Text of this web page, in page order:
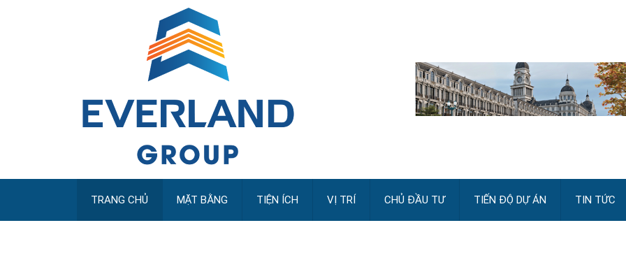
TRANG CHỦ MẶT BẰNG TIỆN ÍCH VỊ TRÍ CHỦ ĐẦU TƯ TIẾN ĐỘ DỰ ÁN TIN TỨC